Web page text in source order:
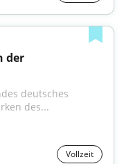
der
deutsches
des...
Vollzeit